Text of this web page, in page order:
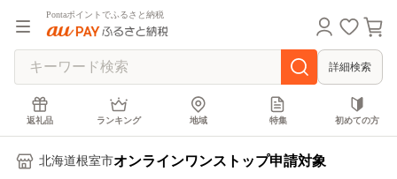
Pontaポイントでふるさと納税
詳細検索
返礼品 ランキング 地域 特集 初めての方
北海道根室市オンラインワンストップ申請対象